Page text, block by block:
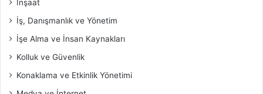
İnşaat
İş, Danışmanlık ve Yönetim
İşe Alma ve İnsan Kaynakları
Kolluk ve Güvenlik
Konaklama ve Etkinlik Yönetimi